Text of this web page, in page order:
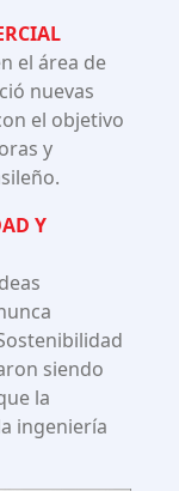
el área de
nuevas
el objetivo
y
Y
siendo
la
ingeniería